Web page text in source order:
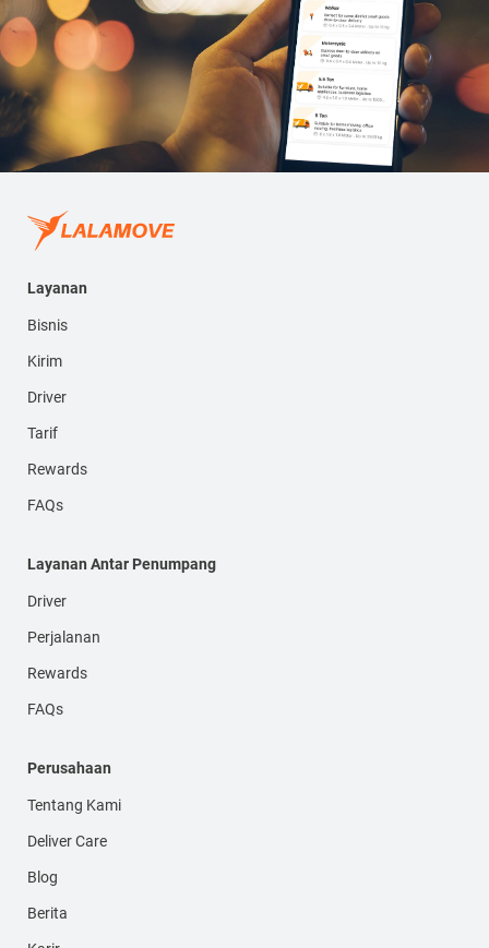
Layanan
Bisnis
Kirim
Driver
Tarif
Rewards
FAQs
Layanan Antar Penumpang
Driver
Perjalanan
Rewards
FAQs
Perusahaan
Tentang Kami
Deliver Care
Blog
Berita